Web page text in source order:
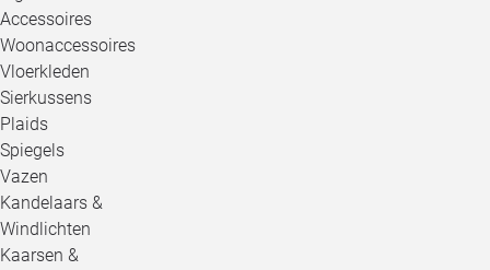
Accessoires
Woonaccessoires
Vloerkleden
Sierkussens
Plaids
Spiegels
Vazen
Kandelaars &
Windlichten
Kaarsen &